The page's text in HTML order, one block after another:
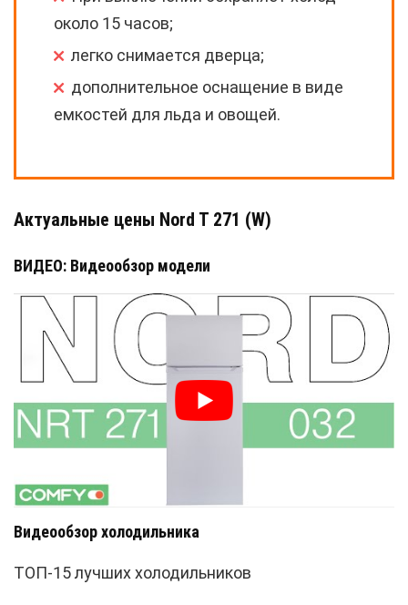
около 15 часов;
легко снимается дверца;
дополнительное оснащение в виде
емкостей для льда и овощей.
Актуальные цены Nord T 271 (W)
ВИДЕО: Видеообзор модели
Видеообзор холодильника
ТОП-15 лучших холодильников